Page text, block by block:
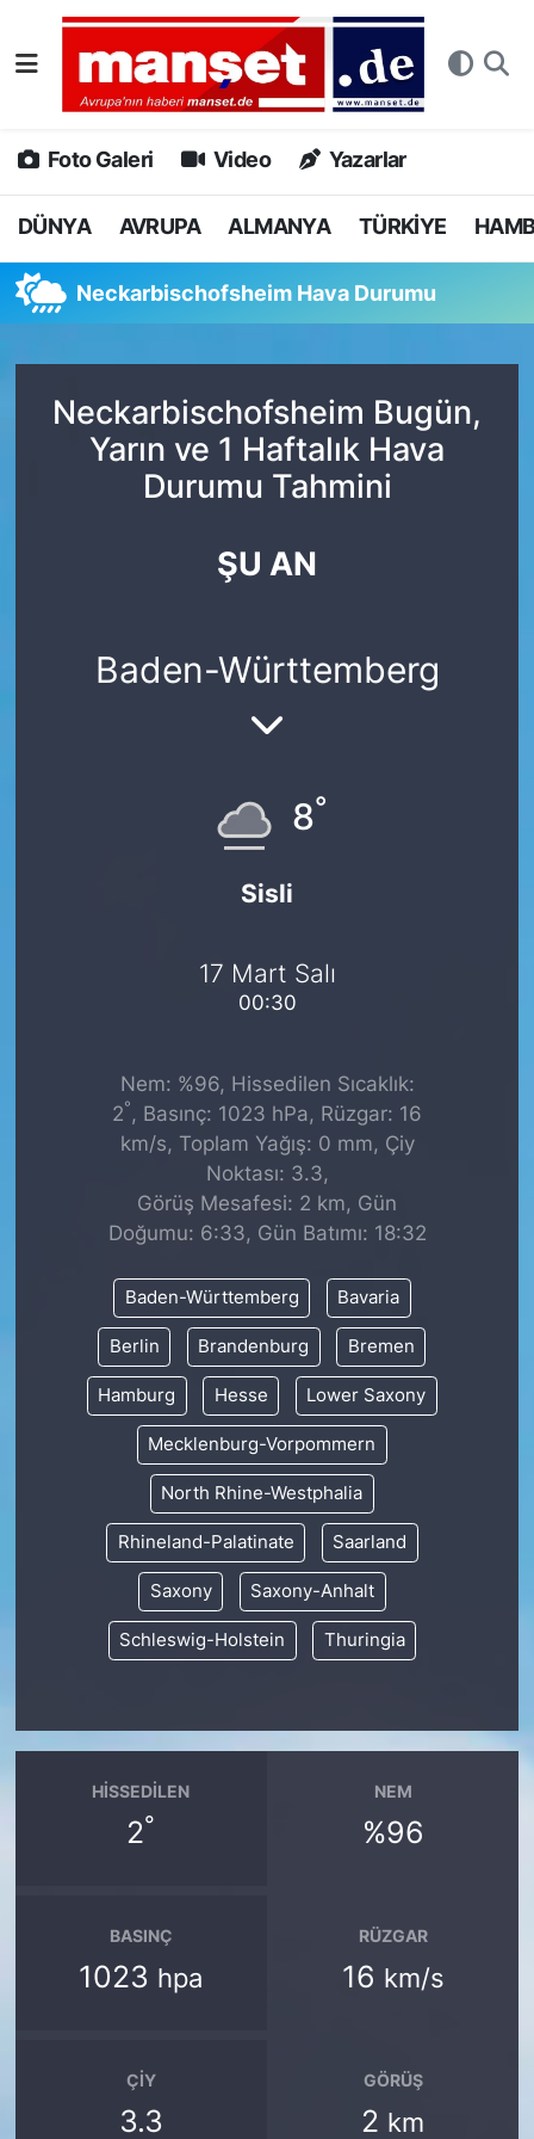
Foto Galeri Video Yazarlar
DÜNYA AVRUPA ALMANYA TÜRKİYE
Neckarbischofsheim Hava Durumu
Neckarbischofsheim Bugün,
Yarın ve 1 Haftalık Hava
Durumu Tahmini
ŞU AN
Baden-Württemberg
8°
Sisli
17 Mart Salı
00:30
Nem: %96, Hissedilen Sıcaklık:
2° , Basınç: 1023 hPa, Rüzgar: 16
km/s, Toplam Yağış: 0 mm, Çiy
Noktası: 3.3,
Görüş Mesafesi: 2 km, Gün
Doğumu: 6:33, Gün Batımı: 18:32
Baden-Württemberg Bavaria
Berlin Brandenburg Bremen
Hamburg Hesse Lower Saxony
Mecklenburg-Vorpommern
North Rhine-Westphalia
Rhineland-Palatinate Saarland
Saxony Saxony-Anhalt
Schleswig-Holstein Thuringia
HISSEDILEN
2°
NEM
%96
BASINÇ
1023 hpa
RÜZGAR
16 km/s
ÇIY
3.3
GÖRÜŞ
2 km
DÜNYA
AVRUPA
ALMANYA
SPOR
DEUTSCH
Nöbetçi Eczaneler
Hava Durumu
Namaz Vakitleri
Tüm Manşetler
Son Dakika Haberleri